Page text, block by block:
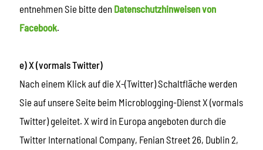
entnehmen Sie bitte den Datenschutzhinweisen von
Facebook.
e) X (vormals Twitter)
Nach einem Klick auf die X-(Twitter) Schaltfläche werden
Sie auf unsere Seite beim Microblogging-Dienst X (vormals
Twitter) geleitet. X wird in Europa angeboten durch die
Twitter International Company, Fenian Street 26, Dublin 2,